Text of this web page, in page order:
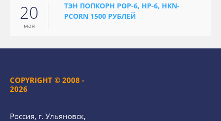
20
мая
ТЭН ПОПКОРН POP-6, HP-6, HKN-
PCORN 1500 РУБЛЕЙ
COPYRIGHT © 2008 -
2026
Россия, г. Ульяновск,